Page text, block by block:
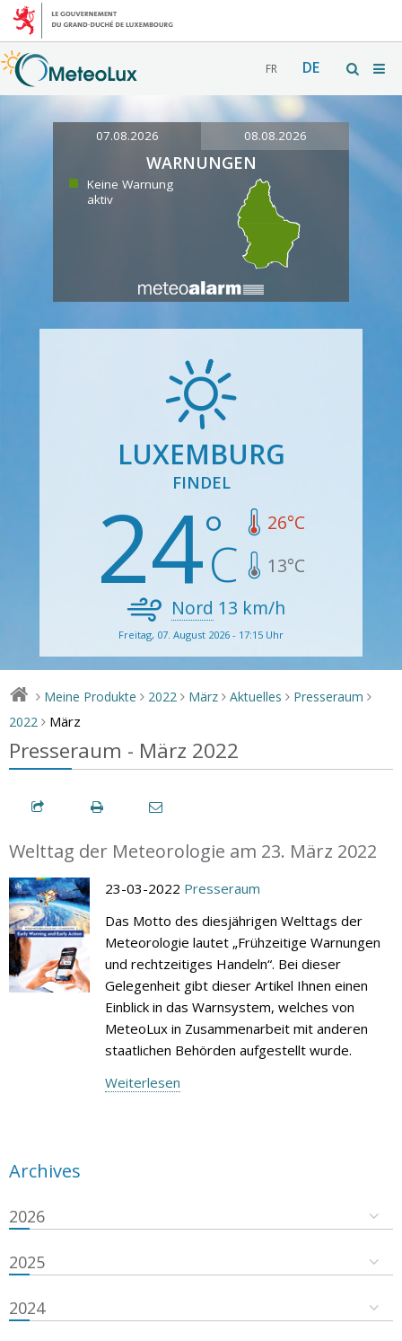
FR DE
07.08.2026 08.08.2026
WARNUNGEN
Keine Warnung
aktiv
LUXEMBURG
FINDEL
24 26°C
13°C
Nord 13 km/h
Freitag, 07. August 2026 - 17:15 Uhr
> Meine Produkte > 2022 > März > Aktuelles > Presseraum >
2022 > März
Presseraum - März 2022
Welttag der Meteorologie am 23. März 2022
23-03-2022 Presseraum
Das Motto des diesjährigen Welttags der
Meteorologie lautet „Frühzeitige Warnungen
und rechtzeitiges Handeln“. Bei dieser
Gelegenheit gibt dieser Artikel Ihnen einen
Einblick in das Warnsystem, welches von
MeteoLux in Zusammenarbeit mit anderen
staatlichen Behörden aufgestellt wurde.
Weiterlesen
Archives
2026
2025
2024